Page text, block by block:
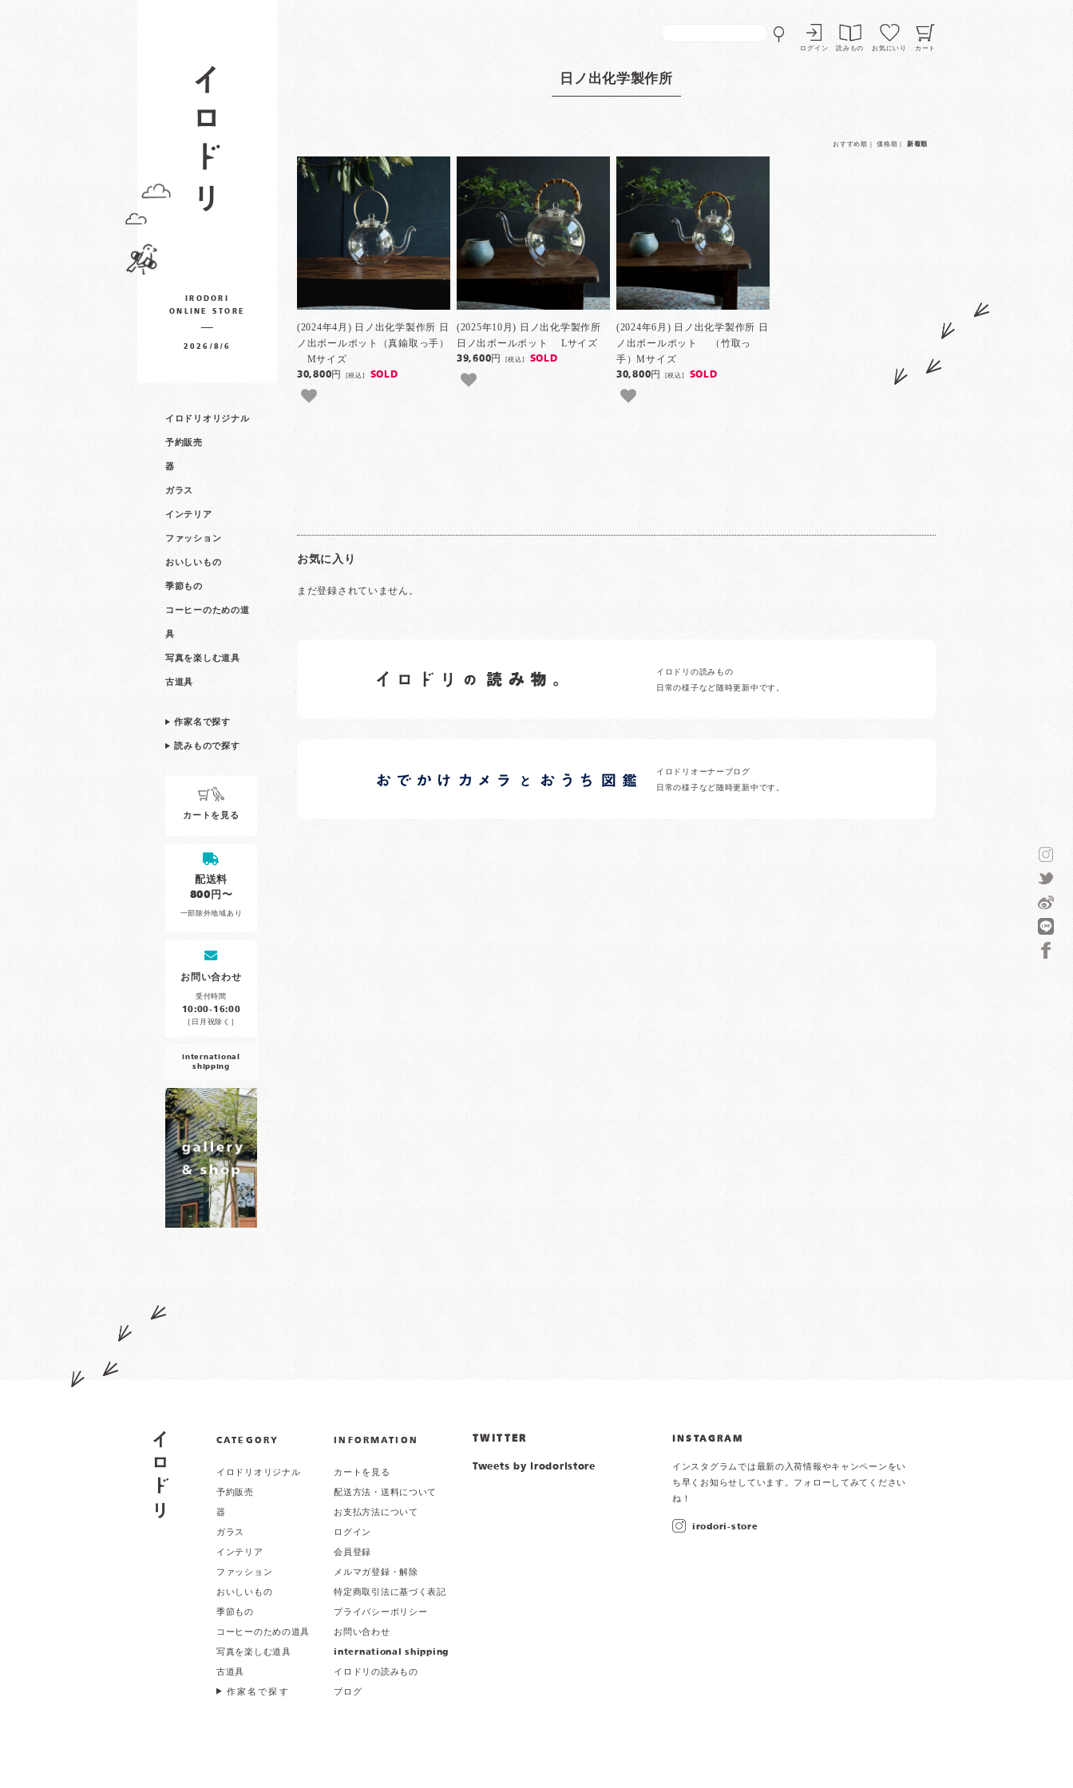
ログイン 読みもの お気にいり カート
IRODORI
ONLINE STORE
2026/8/6
イロドリオリジナル
予約販売
器
ガラス
インテリア
ファッション
おいしいもの
季節もの
コーヒーのための道
具
写真を楽しむ道具
古道具
作家名で探す
読みもので探す
カートを見る
配送料
800円〜
一部除外地域あり
お問い合わせ
受付時間
10:00-16:00
［日月祝除く］
international
shipping
日ノ出化学製作所
おすすめ順 ｜価格順 新着順
(2024年4月) 日ノ出化学製作所 日
ノ出ボールポット（真鍮取っ手）
Mサイズ
30,800円 [税込] SOLD
(2025年10月) 日ノ出化学製作所
日ノ出ボールポット Lサイズ
39,600円 [税込] SOLD
(2024年6月) 日ノ出化学製作所 日
ノ出ボールポット （竹取っ
手）Mサイズ
30,800円 [税込] SOLD
お気に入り
まだ登録されていません。
イロドリの読みもの
日常の様子など随時更新中です。
イロドリオーナーブログ
日常の様子など随時更新中です。
CATEGORY
イロドリオリジナル
予約販売
器
ガラス
インテリア
ファッション
おいしいもの
季節もの
コーヒーのための道具
写真を楽しむ道具
古道具
作家名で探す
INFORMATION
カートを見る
配送方法・送料について
お支払方法について
ログイン
会員登録
メルマガ登録・解除
特定商取引法に基づく表記
プライバシーポリシー
お問い合わせ
international shipping
イロドリの読みもの
ブログ
TWITTER
Tweets by irodoristore
INSTAGRAM
インスタグラムでは最新の入荷情報やキャンペーンをい
ち早くお知らせしています。フォローしてみてください
ね！
irodori-store